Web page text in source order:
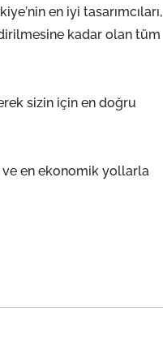
en iyi tasarımcıları,
kadar olan tüm
sizin için en doğru
en ekonomik yollarla